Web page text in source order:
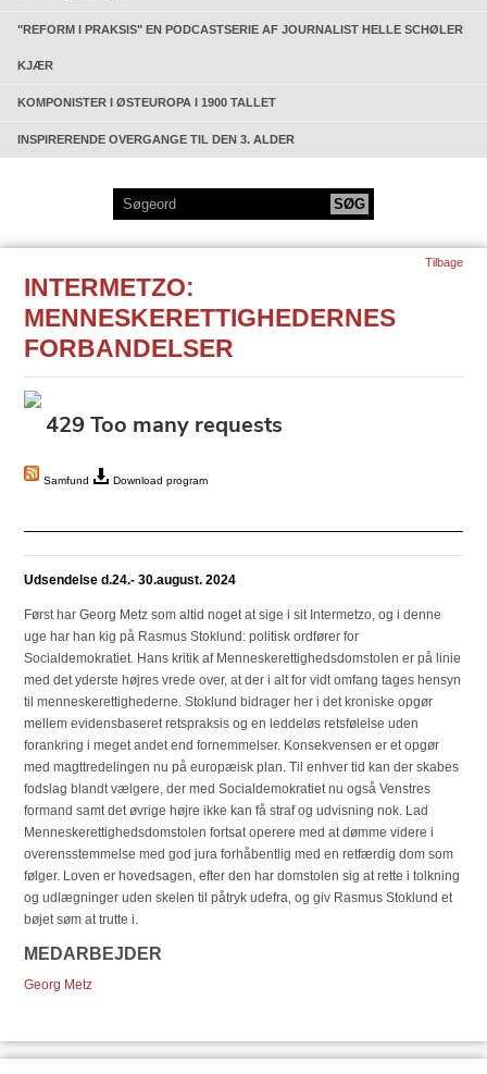
"REFORM I PRAKSIS" EN PODCASTSERIE AF JOURNALIST HELLE SCHØLER
KJÆR
KOMPONISTER I ØSTEUROPA I 1900 TALLET
INSPIRERENDE OVERGANGE TIL DEN 3. ALDER
INTERMETZO:
MENNESKERETTIGHEDERNES
FORBANDELSER
Samfund Download program
Udsendelse d.24.- 30.august. 2024
Først har Georg Metz som altid noget at sige i sit Intermetzo, og i denne
uge har han kig på Rasmus Stoklund: politisk ordfører for
Socialdemokratiet. Hans kritik af Menneskerettighedsdomstolen er på linie
med det yderste højres vrede over, at der i alt for vidt omfang tages hensyn
til menneskerettighederne. Stoklund bidrager her i det kroniske opgør
mellem evidensbaseret retspraksis og en leddeløs retsfølelse uden
forankring i meget andet end fornemmelser. Konsekvensen er et opgør
med magttredelingen nu på europæisk plan. Til enhver tid kan der skabes
fodslag blandt vælgere, der med Socialdemokratiet nu også Venstres
formand samt det øvrige højre ikke kan få straf og udvisning nok. Lad
Menneskerettighedsdomstolen fortsat operere med at dømme videre i
overensstemmelse med god jura forhåbentlig med en retfærdig dom som
følger. Loven er hovedsagen, efter den har domstolen sig at rette i tolkning
og udlægninger uden skelen til påtryk udefra, og giv Rasmus Stoklund et
bøjet søm at trutte i.
MEDARBEJDER
Georg Metz
Tilbage